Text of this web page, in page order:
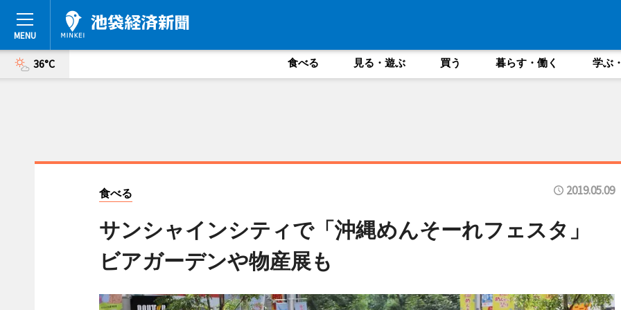
36°C 食べる 見る・遊ぶ 買う 暮らす・働く 学ぶ
食べる 2019.05.09
サンシャインシティで「沖縄めんそーれフェスタ」
ビアガーデンや物産展も